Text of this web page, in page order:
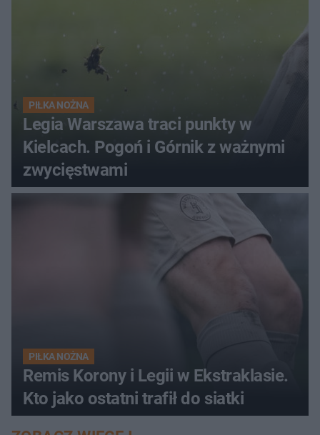
PIŁKA NOŻNA
Legia Warszawa traci punkty w
Kielcach. Pogoń i Górnik z ważnymi
zwycięstwami
PIŁKA NOŻNA
Remis Korony i Legii w Ekstraklasie.
Kto jako ostatni trafił do siatki